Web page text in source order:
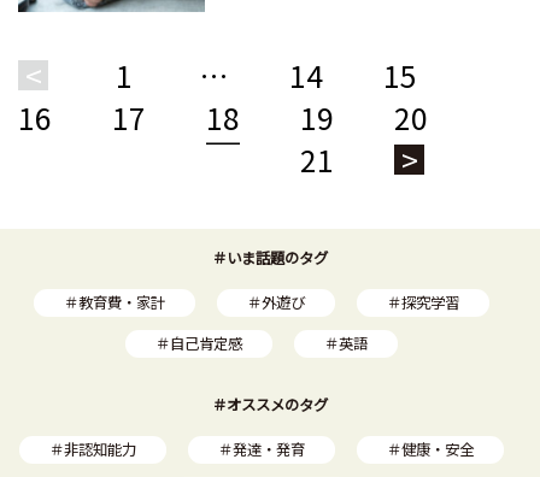
< 1 … 14
15
16
17 18 19
20
21
>
＃いま話題のタグ
＃教育費・家計 ＃外遊び
＃探究学習
＃自己肯定感
＃英語
＃オススメのタグ
＃非認知能力 ＃発達・発育
＃健康・安全